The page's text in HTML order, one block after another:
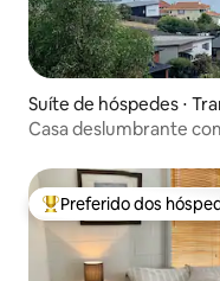
Suíte de hóspedes ⋅
Casa deslumbrante
Entre os melhores
Preferido dos